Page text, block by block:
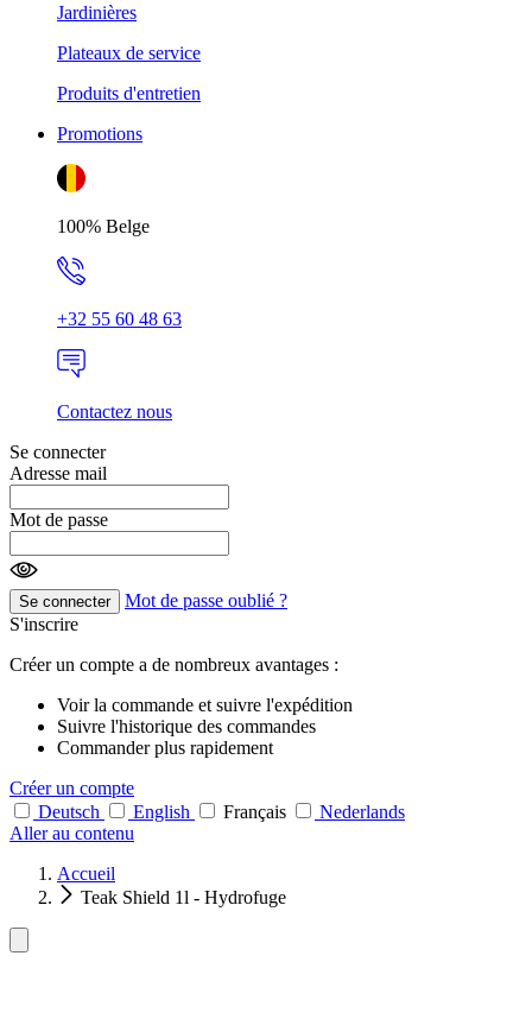
Jardinières
Plateaux de service
Produits d'entretien
Promotions
100% Belge
+32 55 60 48 63
Contactez nous
Se connecter
Adresse mail
Mot de passe
Se connecter
Mot de passe oublié ?
S'inscrire
Créer un compte a de nombreux avantages :
Voir la commande et suivre l'expédition
Suivre l'historique des commandes
Commander plus rapidement
Créer un compte
Deutsch
English Français
Nederlands
Aller au contenu
Accueil
Teak Shield 1l - Hydrofuge